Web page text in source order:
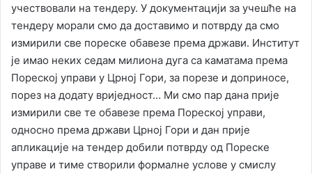
учествовали на тендеру. У документацији за учешће на
тендеру морали смо да доставимо и потврду да смо
измирили све пореске обавезе према држави. Институт
је имао неких седам милиона дуга са каматама према
Пореској управи у Црној Гори, за порезе и доприносе,
порез на додату вриједност… Ми смо пар дана прије
измирили све те обавезе према Пореској управи,
односно према држави Црној Гори и дан прије
апликације на тендер добили потврду од Пореске
управе и тиме створили формалне услове у смислу